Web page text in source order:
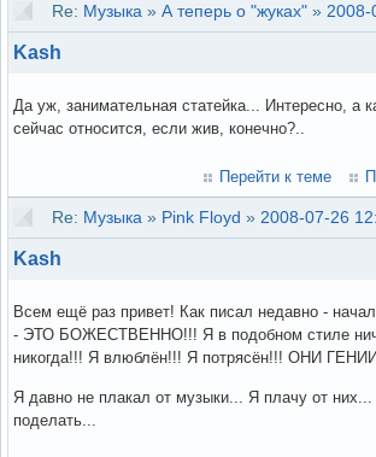
Re: Музыка » А теперь о "жуках" » 2008-
Kash
Да уж, занимательная статейка... Интересно, а
сейчас относится, если жив, конечно?..
Перейти к теме
Re: Музыка » Pink Floyd » 2008-07-26
Kash
Всем ещё раз привет! Как писал недавно -
- ЭТО БОЖЕСТВЕННО!!! Я в подобном стиле
никогда!!! Я влюблён!!! Я потрясён!!! ОНИ
Я давно не плакал от музыки... Я плачу от них...
поделать...